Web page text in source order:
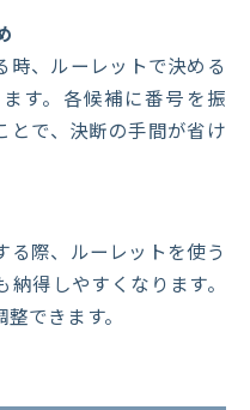
、ルーレットで決める
す。各候補に番号を振
とで、決断の手間が省け
際、ルーレットを使う
得しやすくなります。
できます。